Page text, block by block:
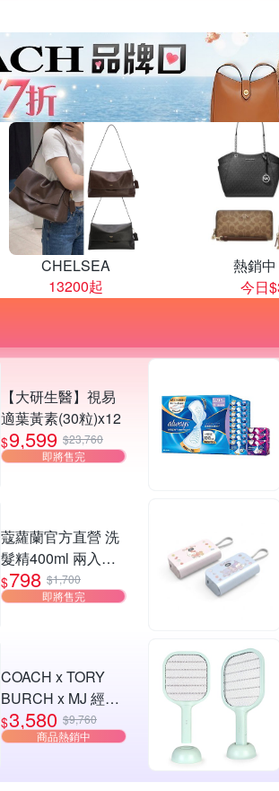
CHELSEA
13200起
熱銷
今日
【大研生醫】視易
適葉黃素(30粒)x12
$9,599 $23,760
即將售完
蔻蘿蘭官方直營 洗
髮精400ml 兩入含
贈(全效/養髮/控油/
舒敏/涼感/修護/輕
$798 $1,700
即將售完
COACH x TORY
BURCH x MJ 經典
款 中夾 / 長夾(多款
可選)
$3,580 $9,760
商品熱銷中